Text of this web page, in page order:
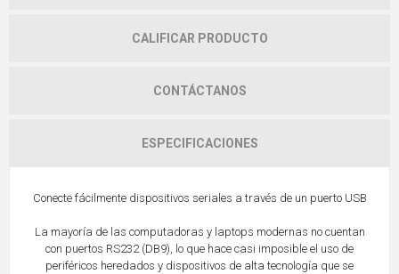
CALIFICAR PRODUCTO
CONTÁCTANOS
ESPECIFICACIONES
Conecte fácilmente dispositivos seriales a través de un puerto USB
La mayoría de las computadoras y laptops modernas no cuentan
con puertos RS232 (DB9), lo que hace casi imposible el uso de
periféricos heredados y dispositivos de alta tecnología que se